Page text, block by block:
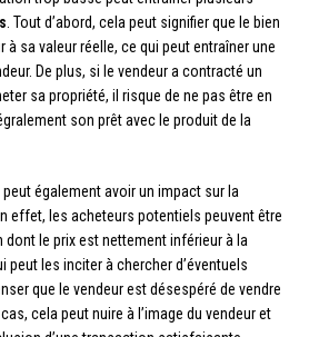
. Tout d’abord, cela peut signifier que le bien
à sa valeur réelle, ce qui peut entraîner une
De plus, si le vendeur a contracté un
sa propriété, il risque de ne pas être en
son prêt avec le produit de la
également avoir un impact sur la
effet, les acheteurs potentiels peuvent être
dont le prix est nettement inférieur à la
peut les inciter à chercher d’éventuels
que le vendeur est désespéré de vendre
cela peut nuire à l’image du vendeur et